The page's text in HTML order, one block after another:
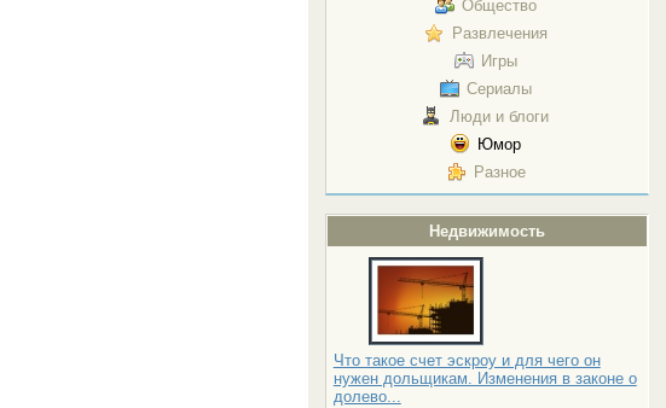
Общество
Развлечения
Игры
Сериалы
Люди и блоги
Юмор
Разное
Недвижимость
Что такое счет эскроу и для чего он
нужен дольщикам. Изменения в законе о
долево...